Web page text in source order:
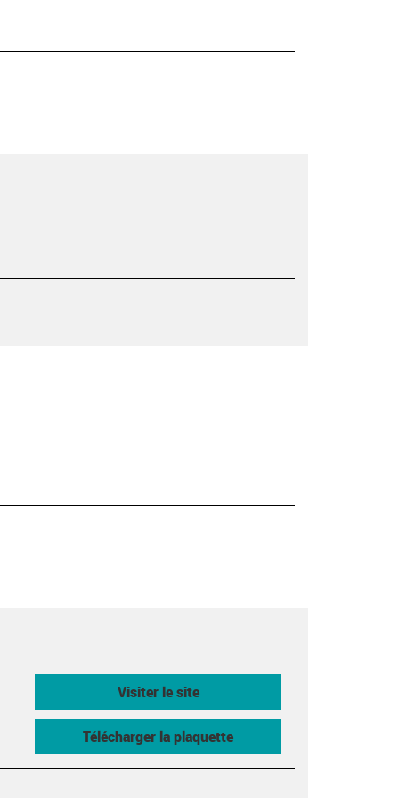
Visiter le site
Télécharger la plaquette